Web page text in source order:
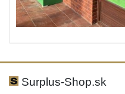
Surplus-Shop.sk